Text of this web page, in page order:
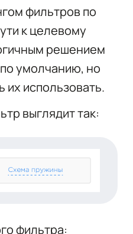
фильтров по
к целевому
решением
умолчанию, но
их использовать.
выглядит так:
фильтра: